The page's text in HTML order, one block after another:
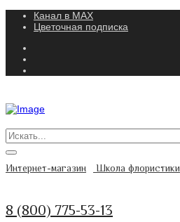
Канал в MAX
Цветочная подписка
Интернет-магазин Школа флористики
8 (800) 775-53-13